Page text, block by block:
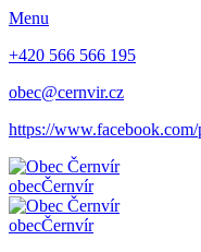
Menu
+420 566 566 195
obec@cernvir.cz
https://
obecČernvír
obecČernvír